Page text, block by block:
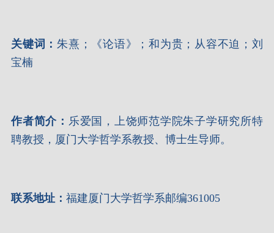
关键词：朱熹；《论语》；和为贵；从容不迫；刘
宝楠
作者简介 ： 乐爱国，上饶师范学院朱子学研究所特
聘教授，厦门大学哲学系教授、博士生导师。
联系地址： 福建厦门大学哲学系邮编361005